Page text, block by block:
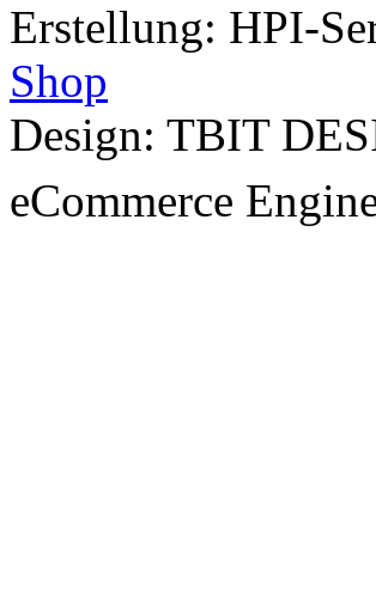
Erstellung: HPI-
Shop
Design: TBIT
eCommerce